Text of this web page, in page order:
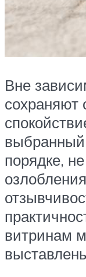
Вне
сохраняют
выбранный
порядке,
витринам